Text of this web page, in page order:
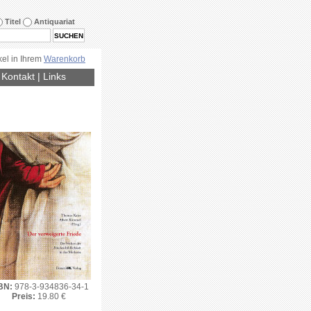
Titel Antiquariat
in Ihrem Warenkorb
Kontakt| Links
978-3-934836-34-1
Preis: 19.80 €